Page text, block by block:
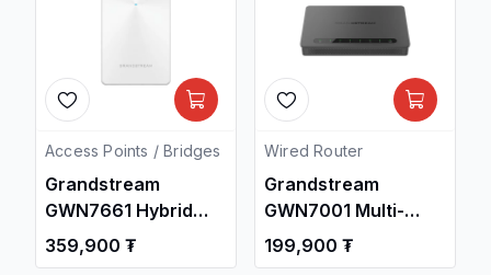
Төхөөрөмж /
Access Points / Bridges
Grandstream
GWN7661 Hybrid
802.11ax In-Wall
WiFi-6 Access Point
359,900 ₮
Wired Router
Grandstream
GWN7001 Multi-
WAN Gigabit VPN
Router / Свич
199,900 ₮